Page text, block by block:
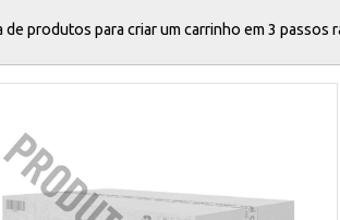
de produtos para criar um carrinho em 3 passos